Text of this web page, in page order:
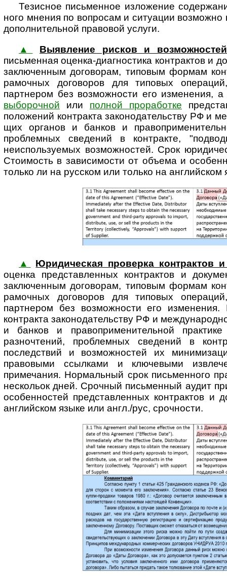
Тезисное письменное изложение
ного мнения по вопросам и ситуации возможно
допол­ни­тель­ной правовой услуги.
▲
Выявление рисков и
письменная оценка-диагностика контрактов и
заключенным договорам, типовым формам
рамочных договоров для типовых
партнером без возможности его
выборочной или полной проработке
положений контракта зако­но­да­тель­ству РФ и
щих органов и банков и
проблемных сведений в контракте,
неиспользуемых возможностей. Срок
Стоимость в зависимости от объема и
только ли на русском или только на английском
▲
Юридическая проверка контрактов
оценка представ­ленных контрактов и
заключенным договорам, типовым формам
рамочных договоров для типовых
партнером без возможности его
контракта зако­но­да­тель­ству РФ и
и банков и право­при­ме­ни­тель­ной
разночтений, проблемных сведений в
последствий и возмож­ностей их
правовыми ссылками и ключевыми
примечания. Нормальный срок письменного
нескольок дней. Срочный письменный аудит
особенностей представ­ленных контрактов и
английском языке или англ./рус, срочности.